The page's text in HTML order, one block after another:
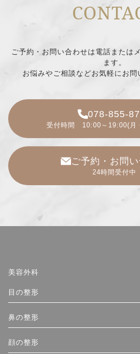
ご予約・お問い合わせは電話または
ます。
お悩みやご相談などお気軽にお問
078-855-
受付時間 10:00～19:00(月
ご予約・お問
24時間受付中
美容外科
目の整形
鼻の整形
顔の整形